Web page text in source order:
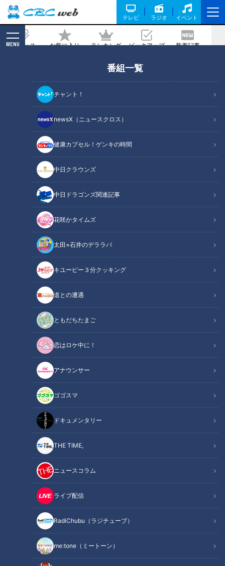
テレビ ラジオ イベント
ニュース お気に入り ランキング ピックアップ 新着記事
MENU
番組一覧
チャント！
newsX（ニュースクロス）
健康カプセル！ゲンキの時間
中日クラウンズ
中日ドラゴンズ関連記事
花咲かタイムズ
太田×石井のデララバ
キユーピー３分クッキング
道との遭遇
ともだちたまご
恋はロケ中に！
アナウンサー
ゴゴスマ
ドキュメンタリー
THE TIME,
ニュースコラム
ライブ配信
RadiChubu（ラジチューブ）
me:tone（ミートーン）
に載っていないから！？知る人ぞ知る
「和食麺処 サガミ」のレアメニュー「大
海老天ぷらそば【松】」って？
記事に戻る
CBCテレビ「チャント！」
この記事の画像（全5枚）
記事に戻る
この記事を見たあなたへのおすすめ
「今年の中日は安泰」中日OB・
中村武志が解説